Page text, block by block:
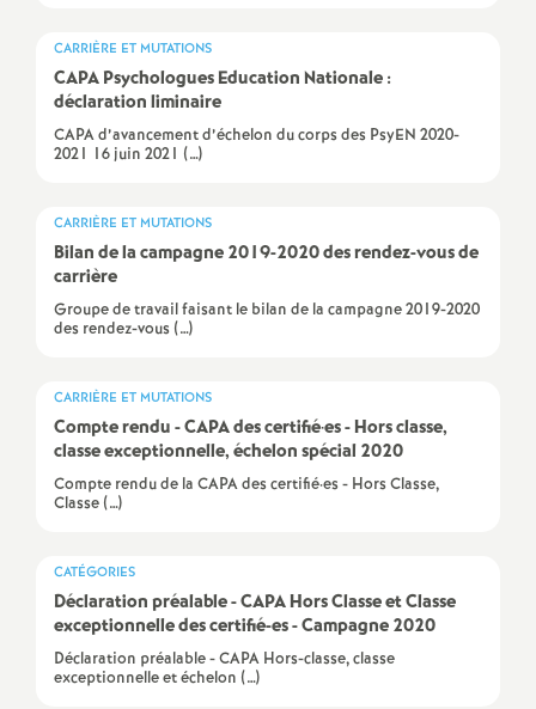
e
g
é
O
l
é
n
s
CARRIÈRE ET MUTATIONS
CAPA Psychologues Education Nationale :
déclaration liminaire
CAPA d’avancement d’échelon du corps des PsyEN 2020-
2021 16 juin 2021 (…)
CARRIÈRE ET MUTATIONS
Bilan de la campagne 2019-2020 des rendez-vous de
carrière
Groupe de travail faisant le bilan de la campagne 2019-2020
des rendez-vous (…)
CARRIÈRE ET MUTATIONS
Compte rendu - CAPA des certifié·es - Hors classe,
classe exceptionnelle, échelon spécial 2020
Compte rendu de la CAPA des certifié·es - Hors Classe,
Classe (…)
CATÉGORIES
Déclaration préalable - CAPA Hors Classe et Classe
exceptionnelle des certifié-es - Campagne 2020
Déclaration préalable - CAPA Hors-classe, classe
exceptionnelle et échelon (…)